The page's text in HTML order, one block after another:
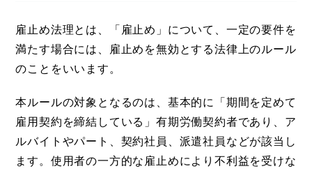
雇止め法理とは、「雇止め」について、一定の要件を
満たす場合には、雇止めを無効とする法律上のルール
のことをいいます。
本ルールの対象となるのは、基本的に「期間を定めて
雇用契約を締結している」有期労働契約者であり、ア
ルバイトやパート、契約社員、派遣社員などが該当し
ます。使用者の一方的な雇止めにより不利益を受けな